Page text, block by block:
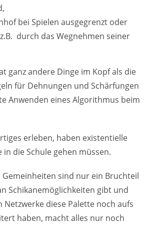
bei Spielen ausgegrenzt oder
durch das Wegnehmen seiner
ganz andere Dinge im Kopf als die
für Dehnungen und Schärfungen
Anwenden eines Algorithmus beim
erleben, haben existentielle
in die Schule gehen müssen.
sind nur ein Bruchteil
Schikanemöglichkeiten gibt und
Netzwerke diese Palette noch aufs
haben, macht alles nur noch